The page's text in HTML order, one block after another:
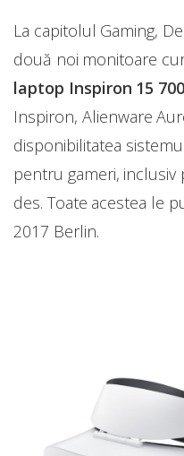
La capitolul Gaming,
două noi monitoare
laptop Inspiron 15
Inspiron, Alienware
disponibilitatea
pentru gameri,
des. Toate acestea le
2017 Berlin.